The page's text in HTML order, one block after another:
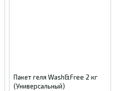
Пакет геля Wash&Free 2 кг
(Универсальный)